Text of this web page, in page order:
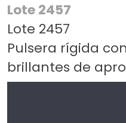
Lote 2457
Lote 2457
Pulsera rígida
brillantes de